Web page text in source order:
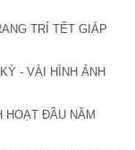
TRÍ TẾT GIÁP
- VÀI HÌNH ẢNH
HOẠT ĐẦU NĂM